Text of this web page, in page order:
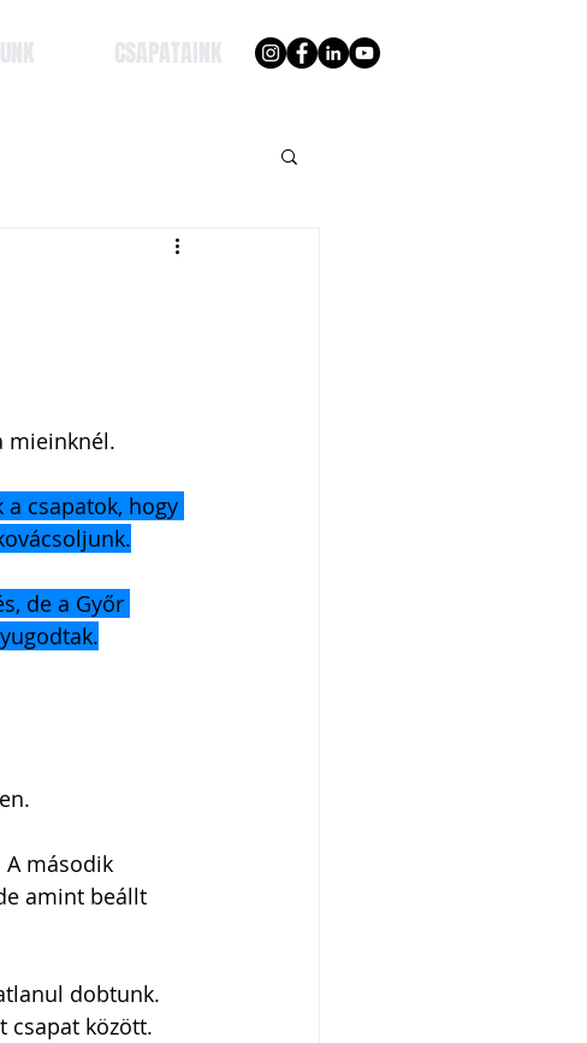
CSAPATAINK
mieinknél.
csapatok, hogy
de a Győr
második
amint beállt
dobtunk.
csapat között.